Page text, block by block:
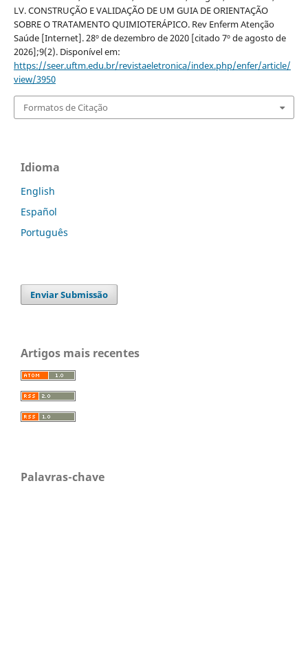
LV. CONSTRUÇÃO E VALIDAÇÃO DE UM GUIA DE ORIENTAÇÃO
SOBRE O TRATAMENTO QUIMIOTERÁPICO. Rev Enferm Atenção
Saúde [Internet]. 28º de dezembro de 2020 [citado 7º de agosto de
2026];9(2). Disponível em:
https://seer.uftm.edu.br/revistaeletronica/index.php/enfer/article/
view/3950
Formatos de Citação
Idioma
English
Español
Português
Enviar Submissão
Artigos mais recentes
Palavras-chave